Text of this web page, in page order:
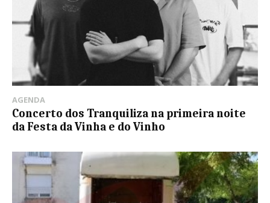
AGENDA
Concerto dos Tranquiliza na primeira noite
da Festa da Vinha e do Vinho